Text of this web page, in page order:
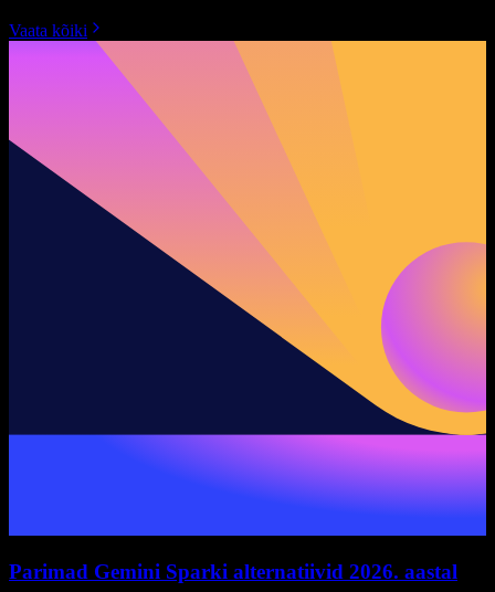
Vaata kõiki
Parimad Gemini Sparki alternatiivid 2026. aastal